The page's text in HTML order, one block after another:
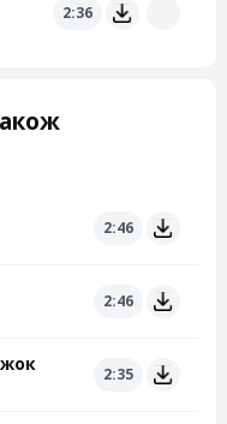
2:36
2:46
2:46
2:35